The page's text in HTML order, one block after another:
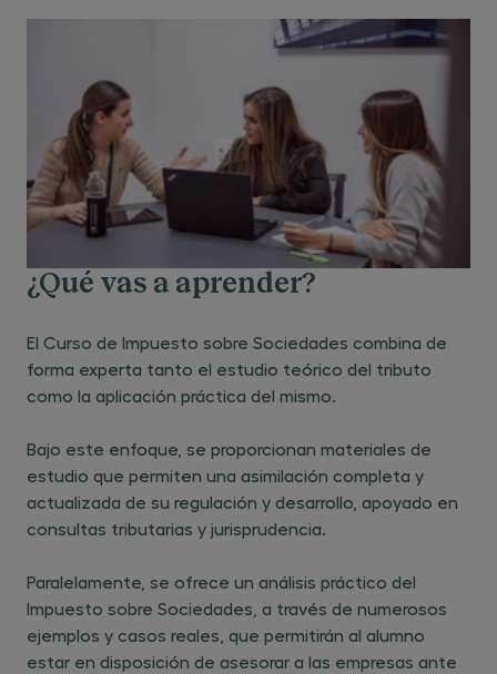
¿Qué vas a aprender?
El Curso de Impuesto sobre Sociedades combina de
forma experta tanto el estudio teórico del tributo
como la aplicación práctica del mismo.
Bajo este enfoque, se proporcionan materiales de
estudio que permiten una asimilación completa y
actualizada de su regulación y desarrollo, apoyado en
consultas tributarias y jurisprudencia.
Paralelamente, se ofrece un análisis práctico del
Impuesto sobre Sociedades, a través de numerosos
ejemplos y casos reales, que permitirán al alumno
estar en disposición de asesorar a las empresas ante